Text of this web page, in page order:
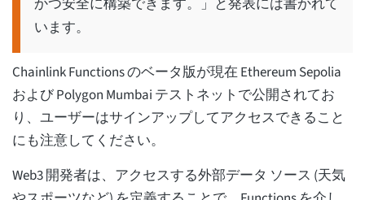
かつ安全に構築できます。」と発表には書かれて
います。
Chainlink Functions のベータ版が現在 Ethereum Sepolia
および Polygon Mumbai テストネットで公開されてお
り、ユーザーはサインアップしてアクセスできること
にも注意してください。
Web3 開発者は、アクセスする外部データ ソース (天気